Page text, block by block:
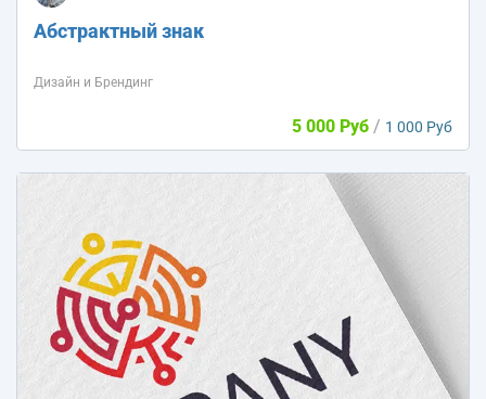
Абстрактный знак
Дизайн и Брендинг
5 000 Руб / 1 000 Руб